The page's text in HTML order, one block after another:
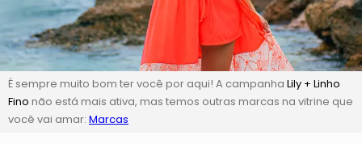
É sempre muito bom ter você por aqui! A campanha Lily + Linho
Fino não está mais ativa, mas temos outras marcas na vitrine que
você vai amar: Marcas